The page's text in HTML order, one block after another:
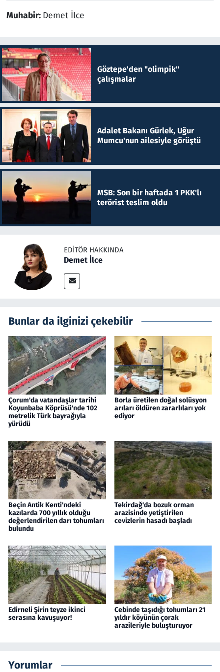
Muhabir: Demet İlce
Göztepe'den "olimpik"
çalışmalar
Adalet Bakanı Gürlek, Uğur
Mumcu'nun ailesiyle görüştü
MSB: Son bir haftada 1 PKK'lı
terörist teslim oldu
EDITÖR HAKKINDA
Demet İlce
Bunlar da ilginizi çekebilir
Çorum'da vatandaşlar tarihi
Koyunbaba Köprüsü'nde 102
metrelik Türk bayrağıyla
yürüdü
Borla üretilen doğal solüsyon
arıları öldüren zararlıları yok
ediyor
Beçin Antik Kenti'ndeki
kazılarda 700 yıllık olduğu
değerlendirilen darı tohumları
bulundu
Tekirdağ'da bozuk orman
arazisinde yetiştirilen
cevizlerin hasadı başladı
Edirneli Şirin teyze ikinci
serasına kavuşuyor!
Cebinde taşıdığı tohumları 21
yıldır köyünün çorak
arazileriyle buluşturuyor
Yorumlar